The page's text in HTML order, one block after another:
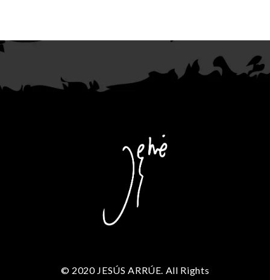
© 2020 JESÚS ARRÚE. All Rights